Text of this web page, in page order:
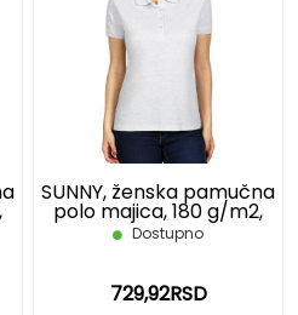
SUNNY, ženska pamučna
polo majica, 180 g/m2,
svetlo pepeljasta, M
Dostupno
729,92RSD